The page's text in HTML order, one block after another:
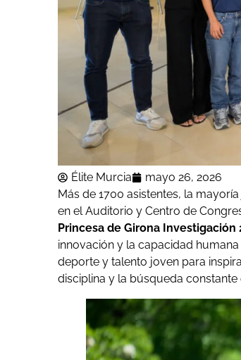
Élite Murcia
mayo 26, 2026
Más de 1700 asistentes, la
en el Auditorio y Centro de
Princesa de Girona Investigación
innovación y la capacidad
deporte y talento joven para
disciplina y la búsqueda constante